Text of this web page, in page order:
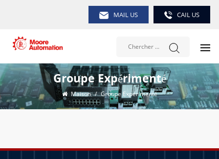
MAIL US CAIL US
Groupe Expérimenté
Maison / Groupe Expérimenté